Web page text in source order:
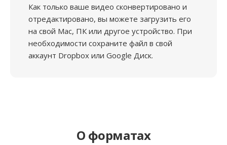
Как только ваше видео сконвертировано и
отредактировано, вы можете загрузить его
на свой Mac, ПК или другое устройство. При
необходимости сохраните файл в свой
аккаунт Dropbox или Google Диск.
О форматах